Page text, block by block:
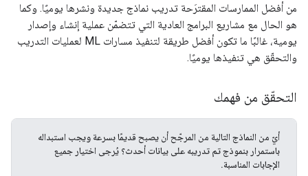
من أفضل الممارسات المقترَحة تدريب نماذج جديدة ونشرها يوميًا. وكما
هو الحال مع مشاريع البرامج العادية التي تتضمّن عملية إنشاء وإصدار
يومية، غالبًا ما تكون أفضل طريقة لتنفيذ مسارات ML لعمليات التدريب
والتحقّق هي تنفيذها يوميًا.
التحقّق من فهمك
أيّ من النماذج التالية من المرجّح أن يصبح قديمًا بسرعة ويجب استبداله
باستمرار بنموذج تم تدريبه على بيانات أحدث؟ يُرجى اختيار جميع
الإجابات المناسبة.